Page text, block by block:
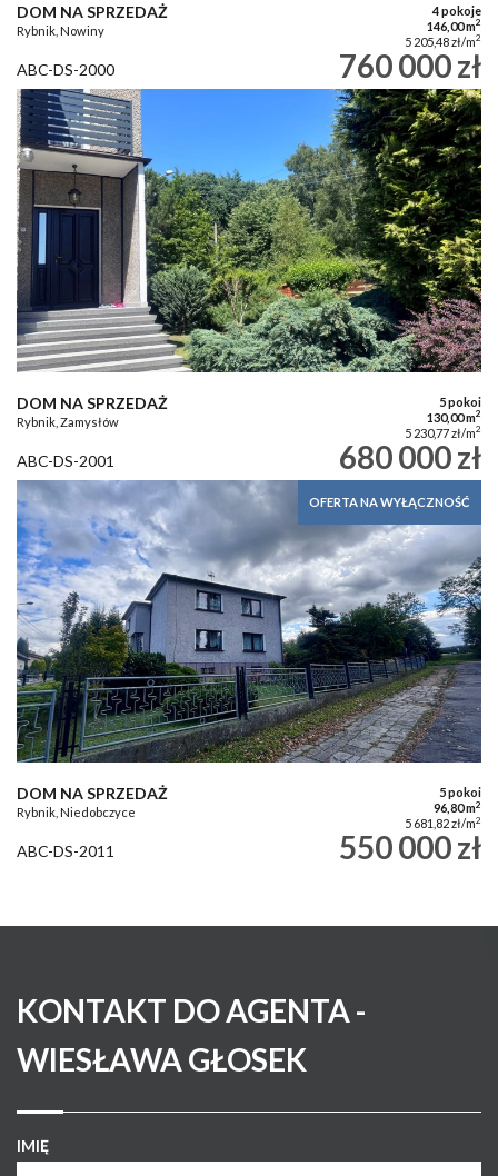
DOM NA SPRZEDAŻ
Rybnik, Nowiny
4 pokoje
146,00 m2
5 205,48 zł/m2
ABC-DS-2000 760 000 zł
DOM NA SPRZEDAŻ
Rybnik, Zamysłów
5 pokoi
130,00 m2
5 230,77 zł/m2
ABC-DS-2001 680 000 zł
OFERTA NA WYŁĄCZNOŚĆ
DOM NA SPRZEDAŻ
Rybnik, Niedobczyce
5 pokoi
96,80 m2
5 681,82 zł/m2
ABC-DS-2011 550 000 zł
KONTAKT DO AGENTA -
WIESŁAWA GŁOSEK
IMIĘ